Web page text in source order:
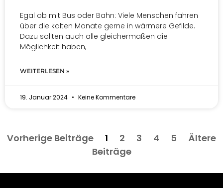
Egal ob mit Bus oder Bahn: Viele Menschen fahren
über die kalten Monate gerne in wärmere Gefilde.
Dazu sollten auch alle gleichermaßen die
Möglichkeit haben,
WEITERLESEN »
19. Januar 2024 Keine Kommentare
Vorherige Beiträge 1 2 3 4 5
Ältere
Beiträge